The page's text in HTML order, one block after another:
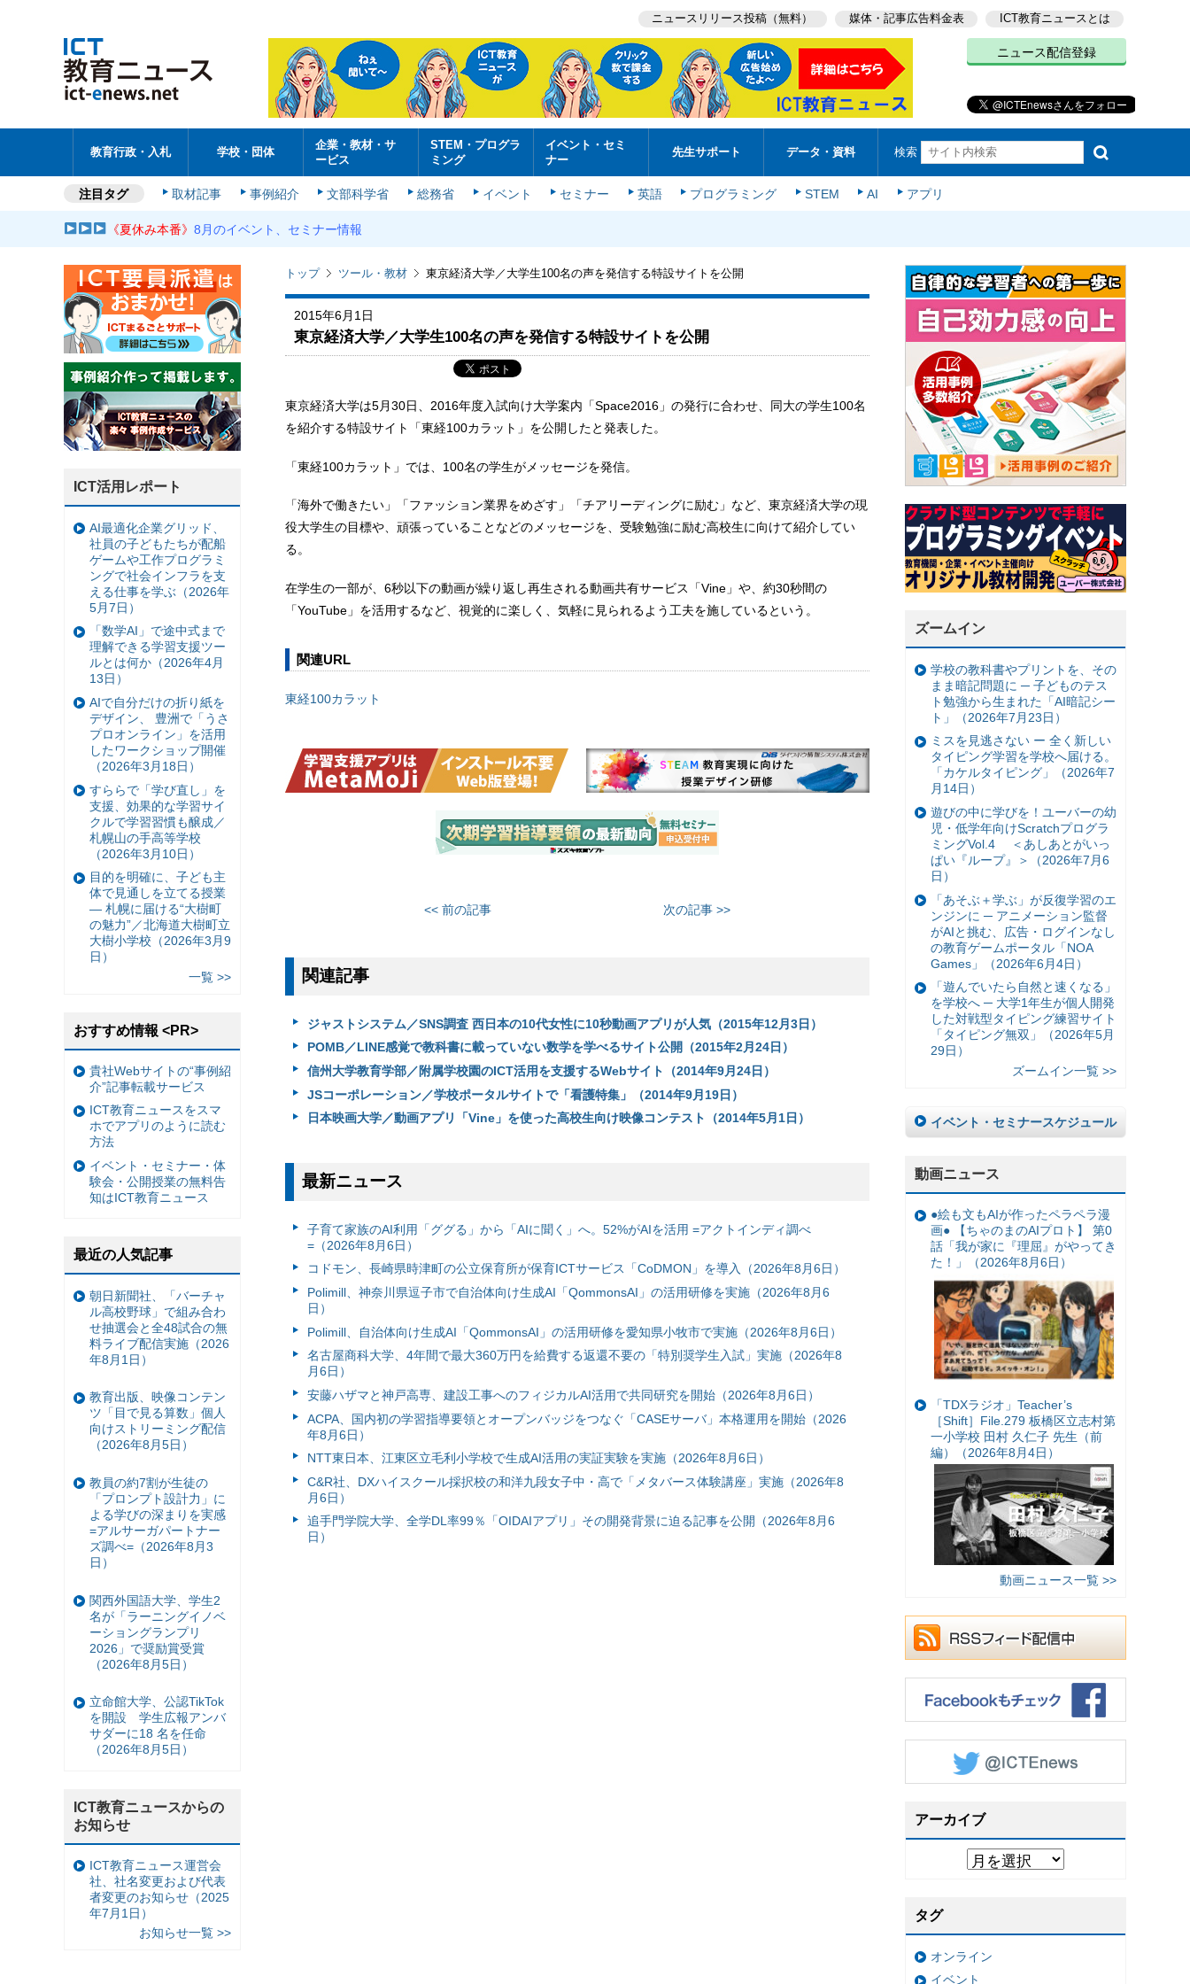
ニュースリリース投稿（無料） 媒体・記事広告料金表 ICT教育ニュースとは
ニュース配信登録
教育行政・入札 学校・団体
企業・教材・サ
ービス
STEM・プログラ
ミング
イベント・セミ
ナー
先生サポート データ・資料 検索
注目タグ 取材記事 事例紹介 文部科学省 総務省 イベント セミナー 英語 プログラミング STEM AI アプリ
《夏休み本番》8月のイベント、セミナー情報
トップ ツール・教材 東京経済大学／大学生100名の声を発信する特設サイトを公開
2015年6月1日
東京経済大学／大学生100名の声を発信する特設サイトを公開
東京経済大学は5月30日、2016年度入試向け大学案内「Space2016」の発行に合わせ、同大の学生100名
を紹介する特設サイト「東経100カラット」を公開したと発表した。
「東経100カラット」では、100名の学生がメッセージを発信。
「海外で働きたい」「ファッション業界をめざす」「チアリーディングに励む」など、東京経済大学の現
役大学生の目標や、頑張っていることなどのメッセージを、受験勉強に励む高校生に向けて紹介してい
る。
在学生の一部が、6秒以下の動画が繰り返し再生される動画共有サービス「Vine」や、約30秒間の
「YouTube」を活用するなど、視覚的に楽しく、気軽に見られるよう工夫を施しているという。
関連URL
東経100カラット
<< 前の記事 次の記事 >>
関連記事
ジャストシステム／SNS調査 西日本の10代女性に10秒動画アプリが人気（2015年12月3日）
POMB／LINE感覚で教科書に載っていない数学を学べるサイト公開（2015年2月24日）
信州大学教育学部／附属学校園のICT活用を支援するWebサイト（2014年9月24日）
JSコーポレーション／学校ポータルサイトで「看護特集」（2014年9月19日）
日本映画大学／動画アプリ「Vine」を使った高校生向け映像コンテスト（2014年5月1日）
最新ニュース
子育て家族のAI利用「ググる」から「AIに聞く」へ。52%がAIを活用 =アクトインディ調べ
=（2026年8月6日）
コドモン、長崎県時津町の公立保育所が保育ICTサービス「CoDMON」を導入（2026年8月6日）
Polimill、神奈川県逗子市で自治体向け生成AI「QommonsAI」の活用研修を実施（2026年8月6
日）
Polimill、自治体向け生成AI「QommonsAI」の活用研修を愛知県小牧市で実施（2026年8月6日）
名古屋商科大学、4年間で最大360万円を給費する返還不要の「特別奨学生入試」実施（2026年8
月6日）
安藤ハザマと神戸高専、建設工事へのフィジカルAI活用で共同研究を開始（2026年8月6日）
ACPA、国内初の学習指導要領とオープンバッジをつなぐ「CASEサーバ」本格運用を開始（2026
年8月6日）
NTT東日本、江東区立毛利小学校で生成AI活用の実証実験を実施（2026年8月6日）
C&R社、DXハイスクール採択校の和洋九段女子中・高で「メタバース体験講座」実施（2026年8
月6日）
追手門学院大学、全学DL率99％「OIDAIアプリ」その開発背景に迫る記事を公開（2026年8月6
日）
ズームイン
学校の教科書やプリントを、その
まま暗記問題に ─ 子どものテス
ト勉強から生まれた「AI暗記シー
ト」（2026年7月23日）
ミスを見逃さない ー 全く新しい
タイピング学習を学校へ届ける。
「カケルタイピング」（2026年7
月14日）
遊びの中に学びを！ユーバーの幼
児・低学年向けScratchプログラ
ミングVol.4 ＜あしあとがいっ
ぱい『ループ』＞（2026年7月6
日）
「あそぶ＋学ぶ」が反復学習のエ
ンジンに ─ アニメーション監督
がAIと挑む、広告・ログインなし
の教育ゲームポータル「NOA
Games」（2026年6月4日）
「遊んでいたら自然と速くなる」
を学校へ ─ 大学1年生が個人開発
した対戦型タイピング練習サイト
「タイピング無双」（2026年5月
29日）
ズームイン一覧 >>
イベント・セミナースケジュール
動画ニュース
●絵も文もAIが作ったペラペラ漫
画● 【ちゃのまのAIプロト】 第0
話「我が家に『理屈』がやってき
た！」（2026年8月6日）
「TDXラジオ」Teacher’s
［Shift］File.279 板橋区立志村第
一小学校 田村 久仁子 先生（前
編）（2026年8月4日）
動画ニュース一覧 >>
アーカイブ
タグ
オンライン
イベント
ICT活用レポート
AI最適化企業グリッド、
社員の子どもたちが配船
ゲームや工作プログラミ
ングで社会インフラを支
える仕事を学ぶ（2026年
5月7日）
「数学AI」で途中式まで
理解できる学習支援ツー
ルとは何か（2026年4月
13日）
AIで自分だけの折り紙を
デザイン、 豊洲で「うさ
プロオンライン」を活用
したワークショップ開催
（2026年3月18日）
すららで「学び直し」を
支援、効果的な学習サイ
クルで学習習慣も醸成／
札幌山の手高等学校
（2026年3月10日）
目的を明確に、子ども主
体で見通しを立てる授業
— 札幌に届ける“大樹町
の魅力”／北海道大樹町立
大樹小学校（2026年3月9
日）
一覧 >>
おすすめ情報 <PR>
貴社Webサイトの“事例紹
介”記事転載サービス
ICT教育ニュースをスマ
ホでアプリのように読む
方法
イベント・セミナー・体
験会・公開授業の無料告
知はICT教育ニュース
最近の人気記事
朝日新聞社、「バーチャ
ル高校野球」で組み合わ
せ抽選会と全48試合の無
料ライブ配信実施（2026
年8月1日）
教育出版、映像コンテン
ツ「目で見る算数」個人
向けストリーミング配信
（2026年8月5日）
教員の約7割が生徒の
「プロンプト設計力」に
よる学びの深まりを実感
=アルサーガパートナー
ズ調べ=（2026年8月3
日）
関西外国語大学、学生2
名が「ラーニングイノベ
ーショングランプリ
2026」で奨励賞受賞
（2026年8月5日）
立命館大学、公認TikTok
を開設 学生広報アンバ
サダーに18 名を任命
（2026年8月5日）
ICT教育ニュースからの
お知らせ
ICT教育ニュース運営会
社、社名変更および代表
者変更のお知らせ（2025
年7月1日）
お知らせ一覧 >>